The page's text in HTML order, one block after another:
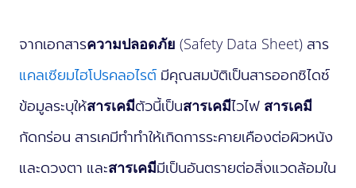
จากเอกสารความปลอดภัย (Safety Data Sheet) สาร
แคลเซียมไฮโปรคลอไรต์ มีคุณสมบัติเป็นสารออกซิไดซ์
ข้อมูลระบุให้สารเคมีตัวนี้เป็นสารเคมีไวไฟ สารเคมี
กัดกร่อน สารเคมีทำทำให้เกิดการระคายเคืองต่อผิวหนัง
และดวงตา และสารเคมีมีเป็นอันตรายต่อสิ่งแวดล้อมใน